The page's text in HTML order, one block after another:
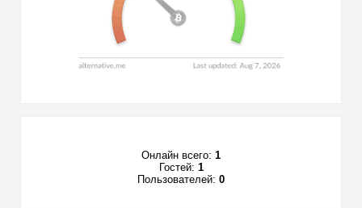
Онлайн всего: 1
Гостей: 1
Пользователей: 0